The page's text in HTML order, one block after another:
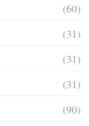
(60)
(31)
(31)
(31)
(90)